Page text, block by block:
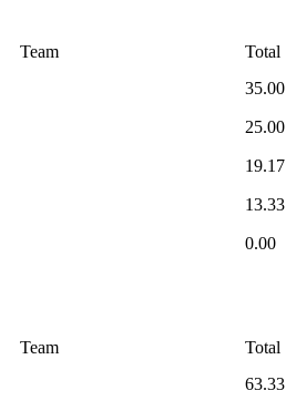
Team
Total
35.00
25.00
19.17
13.33
0.00
Team
Total
63.33